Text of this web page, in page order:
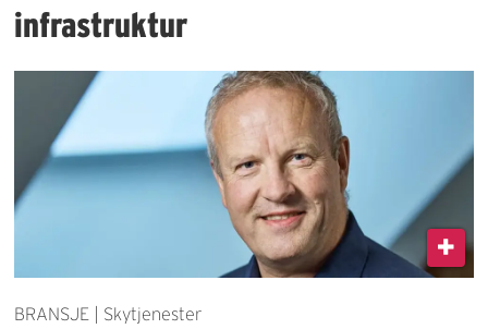
infrastruktur
BRANSJE | Skytjenester